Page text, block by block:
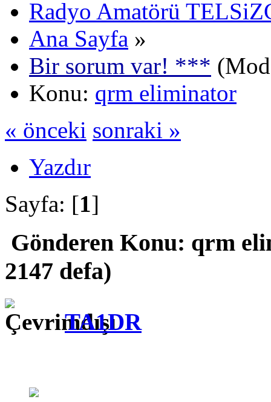
Radyo Amatörü
Ana Sayfa »
Bir sorum var! ***
Konu: qrm eliminator
« önceki sonraki »
Yazdır
Sayfa: [1]
Gönderen Konu: qrm
2147 defa)
TA1DR